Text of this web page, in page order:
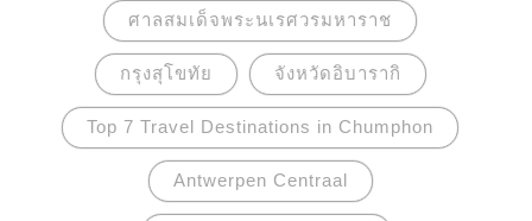
ศาลสมเด็จพระนเรศวรมหาราช
กรุงสุโขทัย จังหวัดอิบารากิ
Top 7 Travel Destinations in Chumphon
Antwerpen Centraal